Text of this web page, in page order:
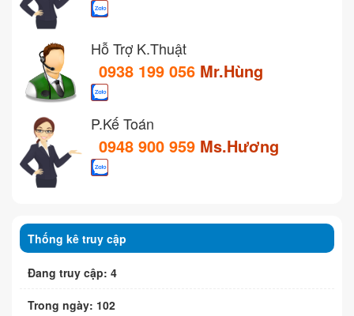
Hỗ Trợ K.Thuật
0938 199 056 Mr.Hùng
P.Kế Toán
0948 900 959 Ms.Hương
Thống kê truy cập
Đang truy cập: 4
Trong ngày: 102